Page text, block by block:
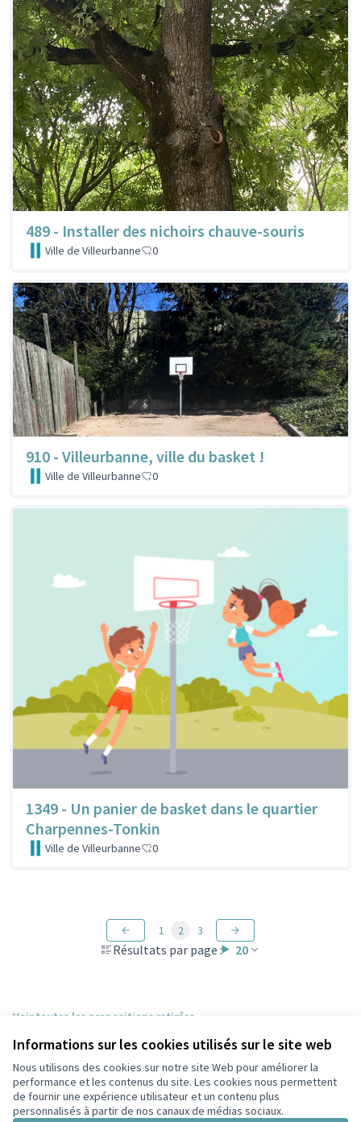
Informations sur les cookies utilisés sur le site web
Nous utilisons des cookies sur notre site Web pour améliorer la
performance et les contenus du site. Les cookies nous permettent
de fournir une expérience utilisateur et un contenu plus
personnalisés à partir de nos canaux de médias sociaux.
489 - Installer des nichoirs chauve-souris
Ville de Villeurbanne 0
910 - Villeurbanne, ville du basket !
Ville de Villeurbanne 0
1349 - Un panier de basket dans le quartier
Charpennes-Tonkin
Ville de Villeurbanne 0
Résultats par page : 20
1 2 3
Voir toutes les propositions retirées
Conditions d'utilisation
Paramètres des cookies
Participez Villeurbanne sur X
Participez Villeurbanne sur Facebook
Participez Villeurbanne sur Instagram
Participez Villeurbanne sur YouTube